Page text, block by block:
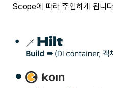
Scope에 따라 주입하게 됩니